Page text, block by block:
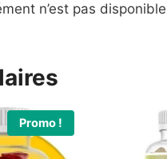
n’est pas
Promo !